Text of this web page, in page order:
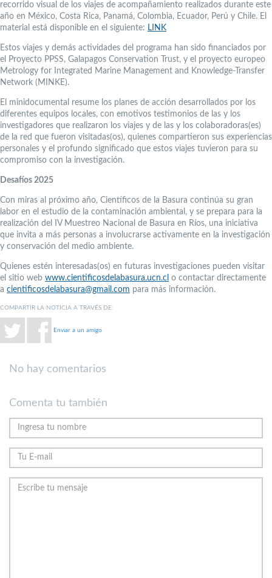
recorrido visual de los viajes de acompañamiento realizados durante este
año en México, Costa Rica, Panamá, Colombia, Ecuador, Perú y Chile. El
material está disponible en el siguiente: LINK
Estos viajes y demás actividades del programa han sido financiados por
el Proyecto PPSS, Galapagos Conservation Trust, y el proyecto europeo
Metrology for Integrated Marine Management and Knowledge-Transfer
Network (MINKE).
El minidocumental resume los planes de acción desarrollados por los
diferentes equipos locales, con emotivos testimonios de las y los
investigadores que realizaron los viajes y de las y los colaboradoras(es)
de la red que fueron visitadas(os), quienes compartieron sus experiencias
personales y el profundo significado que estos viajes tuvieron para su
compromiso con la investigación.
Desafíos 2025
Con miras al próximo año, Científicos de la Basura continúa su gran
labor en el estudio de la contaminación ambiental, y se prepara para la
realización del IV Muestreo Nacional de Basura en Ríos, una iniciativa
que invita a más personas a involucrarse activamente en la investigación
y conservación del medio ambiente.
Quienes estén interesadas(os) en futuras investigaciones pueden visitar
el sitio web www.cientificosdelabasura.ucn.cl o contactar directamente
a cientificosdelabasura@gmail.com para más información.
COMPARTIR LA NOTICIA A TRAVÉS DE:
Enviar a un amigo
No hay comentarios
Comenta tu también